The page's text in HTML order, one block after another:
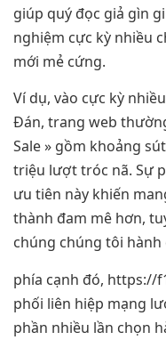
giúp quý đọc giả gìn
nghiệm cực kỳ nhiều
mới mẻ cứng.
Ví dụ, vào cực kỳ
Đán, trang web
Sale » gồm khoảng
triệu lượt tróc nã. Sự
ưu tiên này khiến
thành đam mê hơn,
chúng chúng tôi
phía cạnh đó, https://
phối liên hiệp mạng
phần nhiều lần chọn